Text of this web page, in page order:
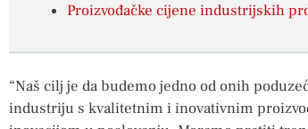
Proizvođačke cijene industrijskih
“Naš cilj je da budemo jedno od onih
industriju s kvalitetnim i inovativnim